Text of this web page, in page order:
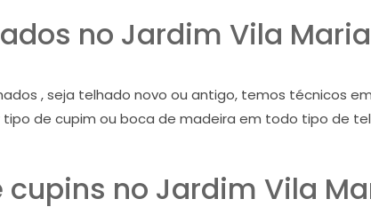
no Jardim Vila
, seja telhado novo ou antigo, temos técnicos
de cupim ou boca de madeira em todo tipo de
no Jardim Vila